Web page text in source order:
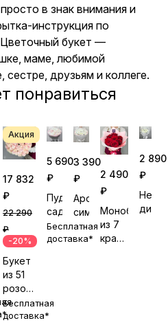
в знак внимания и
инструкция по
букет —
маме, любимой
друзьям и коллеге.
понравиться
Акция
17 832
₽
22 290
₽
-20%
Букет
из 51
розовой
розы
под
Бесплатная
доставка*
5 690
₽
Пудровый
сад
Бесплатная
доставка*
3 390
₽
Ароматная
симфония
2 490
₽
Монобукет
из 7
красных
2 890
₽